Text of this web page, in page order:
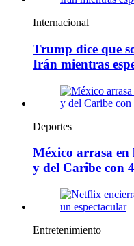
Internacional
Trump dice que
Irán mientras
Deportes
México arrasa en
y del Caribe con
Entretenimiento